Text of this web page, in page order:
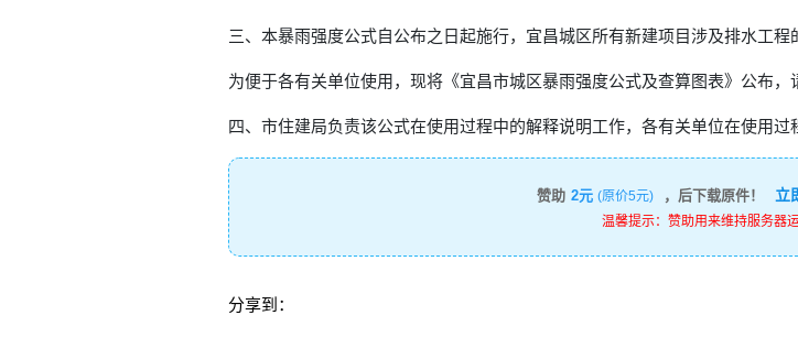
三、本暴雨强度公式自公布之日起施行，宜昌城区所有新建项目涉及排水工
为便于各有关单位使用，现将《宜昌市城区暴雨强度公式及查算图表》公布，
四、市住建局负责该公式在使用过程中的解释说明工作，各有关单位在使用
赞助 2元 (原价5元) ，后下载原件！ 立
温馨提示：赞助用来维持服务器
分享到：